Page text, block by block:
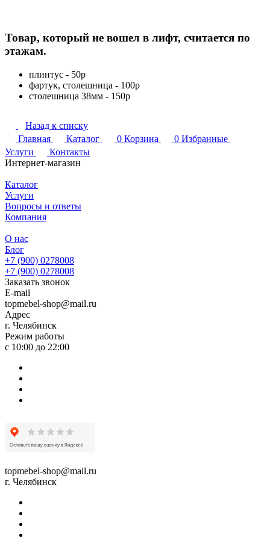
Товар, который не вошел в лифт, считается по
этажам.
плинтус - 50р
фартук, столешница - 100р
столешница 38мм - 150р
Назад к списку
Главная
Каталог 0 Корзина 0 Избранные
Услуги
Контакты
Интернет-магазин
Каталог
Услуги
Вопросы и ответы
Компания
О нас
Блог
+7 (900) 0278008
+7 (900) 0278008
Заказать звонок
E-mail
topmebel-shop@mail.ru
Адрес
г. Челябинск
Режим работы
с 10:00 до 22:00
topmebel-shop@mail.ru
г. Челябинск